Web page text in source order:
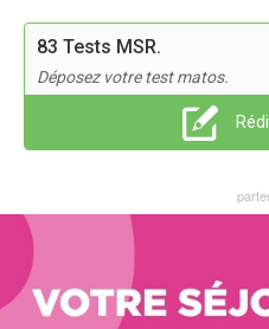
83 Tests MSR.
Déposez votre test matos.